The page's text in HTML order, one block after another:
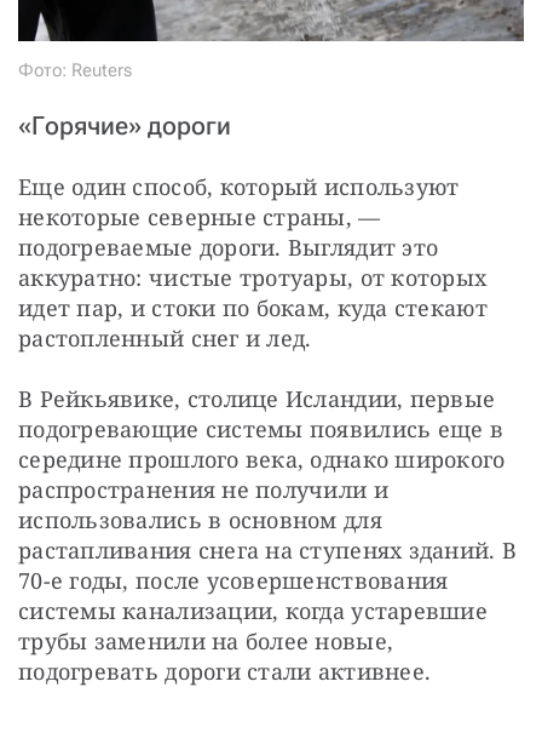
Фото: Reuters
«Горячие» дороги
Еще один способ, который используют
некоторые северные страны, —
подогреваемые дороги. Выглядит это
аккуратно: чистые тротуары, от которых
идет пар, и стоки по бокам, куда стекают
растопленный снег и лед.
В Рейкьявике, столице Исландии, первые
подогревающие системы появились еще в
середине прошлого века, однако широкого
распространения не получили и
использовались в основном для
растапливания снега на ступенях зданий. В
70-е годы, после усовершенствования
системы канализации, когда устаревшие
трубы заменили на более новые,
подогревать дороги стали активнее.